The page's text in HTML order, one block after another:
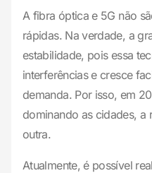
A fibra óptica e 5G não
rápidas. Na verdade, a
estabilidade, pois essa
interferências e cresce
demanda. Por isso, em
dominando as cidades, a
outra.
Atualmente, é possível